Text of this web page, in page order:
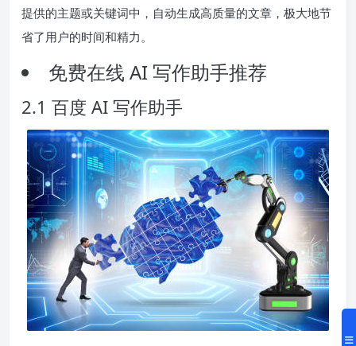
提供的主题或关键词中，自动生成高质量的文章，极大地节
省了用户的时间和精力。
免费在线 AI 写作助手推荐
2.1 百度 AI 写作助手